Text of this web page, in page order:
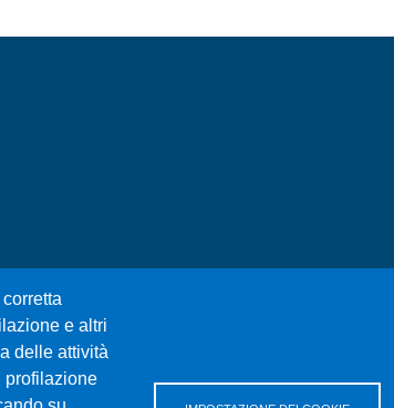
e altri
delle attività
profilazione